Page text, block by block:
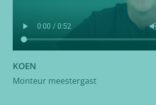
KOEN
Monteur meestergast